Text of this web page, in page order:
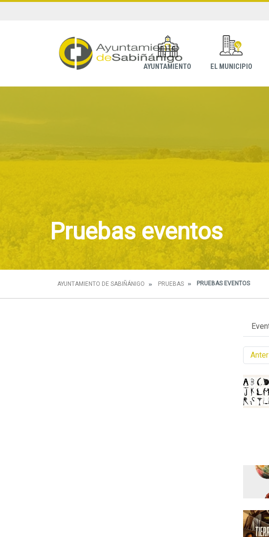
AYUNTAMIENTO EL MUNICIPIO
Pruebas eventos
AYUNTAMIENTO DE SABIÑÁNIGO PRUEBAS PRUEBAS EVENTOS